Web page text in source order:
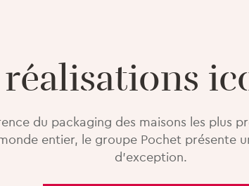
du packaging des maisons les plus
entier, le groupe Pochet présente
d’exception.